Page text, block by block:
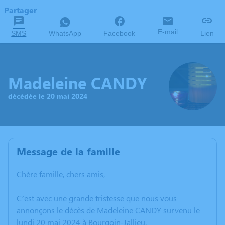
Partager
SMS WhatsApp Facebook E-mail Lien
Madeleine CANDY
décédée le 20 mai 2024
Message de la famille
Chère famille, chers amis,
C’est avec une grande tristesse que nous vous
annonçons le décès de Madeleine CANDY survenu le
lundi 20 mai 2024 à Bourgoin-Jallieu.